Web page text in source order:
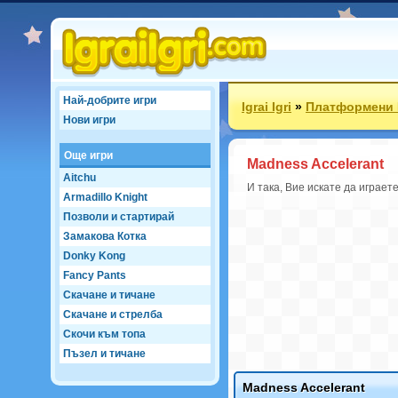
Най-добрите игри
Нови игри
Още игри
Aitchu
Armadillo Knight
Позволи и стартирай
Замакова Котка
Donky Kong
Fancy Pants
Скачане и тичане
Скачане и стрелба
Скочи към топа
Пъзел и тичане
Igrai Igri»Платформени
Madness Accelerant
И така, Вие искате да
Madness Accelerant